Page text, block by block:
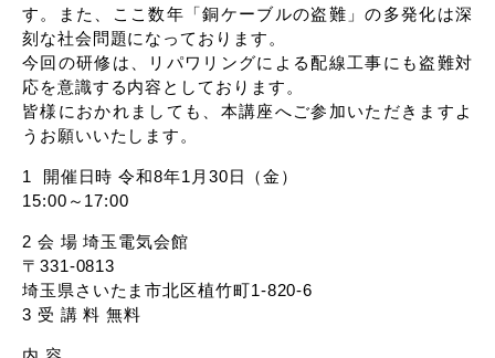
す。また、ここ数年「銅ケーブルの盗難」の多発化は深
刻な社会問題になっております。
今回の研修は、リパワリングによる配線工事にも盗難対
応を意識する内容としており ます。
皆様におかれましても、本講座へご参加いただきますよ
うお願いいたします。
1 開催日時 令和8年1月30日（金）
15:00～17:00
2 会 場 埼玉電気会館
〒331-0813
埼玉県さいたま市北区植竹町1-820-6
3 受 講 料 無料